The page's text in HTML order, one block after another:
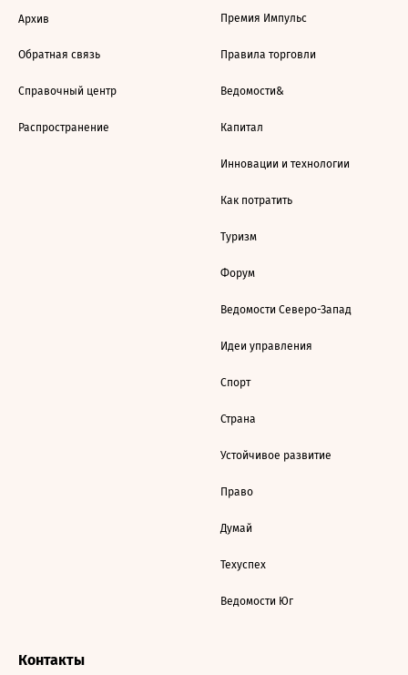
Архив
Обратная связь
Справочный центр
Распространение
Премия Импульс
Правила торговли
Ведомости&
Капитал
Инновации и технологии
Как потратить
Туризм
Форум
Ведомости Северо-Запад
Идеи управления
Спорт
Страна
Устойчивое развитие
Право
Думай
Техуспех
Ведомости Юг
Контакты